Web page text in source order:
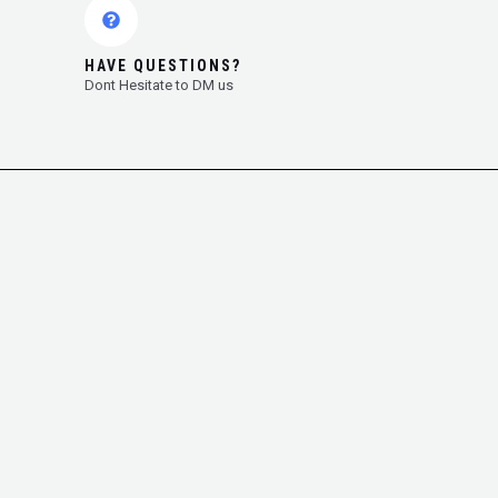
HAVE QUESTIONS?
Dont Hesitate to DM us